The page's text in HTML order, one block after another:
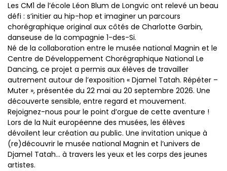
Les CM1 de l’école Léon Blum de Longvic ont relevé un beau
défi : s’initier au hip-hop et imaginer un parcours
chorégraphique original aux côtés de Charlotte Garbin,
danseuse de la compagnie 1-des-Si.
Né de la collaboration entre le musée national Magnin et le
Centre de Développement Chorégraphique National Le
Dancing, ce projet a permis aux élèves de travailler
autrement autour de l’exposition « Djamel Tatah. Répéter –
Muter », présentée du 22 mai au 20 septembre 2026. Une
découverte sensible, entre regard et mouvement.
Rejoignez-nous pour le point d’orgue de cette aventure !
Lors de la Nuit européenne des musées, les élèves
dévoilent leur création au public. Une invitation unique à
(re)découvrir le musée national Magnin et l’univers de
Djamel Tatah… à travers les yeux et les corps des jeunes
artistes.